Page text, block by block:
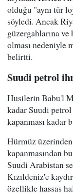
olduğu "aynı tür
söyledi. Ancak
güzergahlarına
olması nedeniyle
belirtti.
Suudi petrol
Husilerin Babu'l
kadar Suudi petrol
kapanması kadar
Hürmüz
kapanmasından
Suudi Arabistan
Kızıldeniz'e
özellikle hassas